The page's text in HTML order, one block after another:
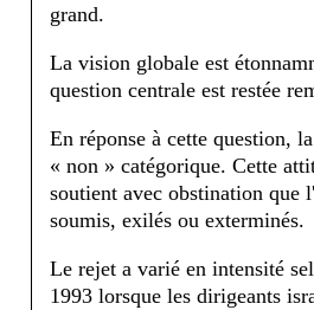
grand.
La vision globale est
question centrale est restée
En réponse à cette question,
« non » catégorique. Cette
soutient avec obstination que
soumis, exilés ou exterminés.
Le rejet a varié en intensité
1993 lorsque les dirigeants